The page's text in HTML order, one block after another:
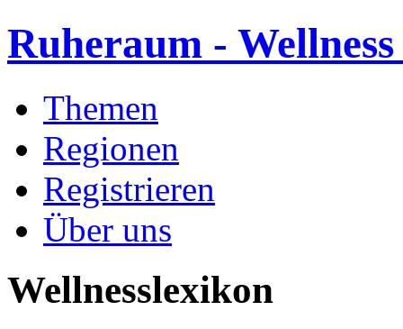
Ruheraum -
Themen
Regionen
Registrieren
Über uns
Wellnesslexikon